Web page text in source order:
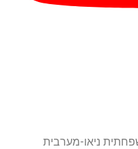
ניאו-מערבית